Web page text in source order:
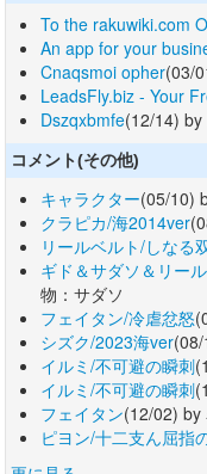
To the rakuwiki.com
An app for your
Cnaqsmoi opher(03/
LeadsFly.biz - Your
Dszqxbmfe(12/14)
コメント(その他)
キャラクター(05/10)
クラピカ/海2014ver
リールベルト/しなる
ギド＆サダソ＆リー
物：サダソ
フェイタン/冷虐忿怒
シズク/2023海ver
イルミ/不可避の瞬刺
イルミ/不可避の瞬刺
フェイタン(12/02) by
ピヨン/十二支ん屈指